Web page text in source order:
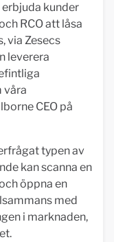
kunder
RCO att låsa
via Zesecs
leverera
våra
CEO på
typen av
kan scanna en
öppna en
med
i marknaden,